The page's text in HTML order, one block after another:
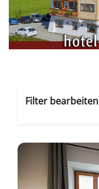
Filter bearbeiten